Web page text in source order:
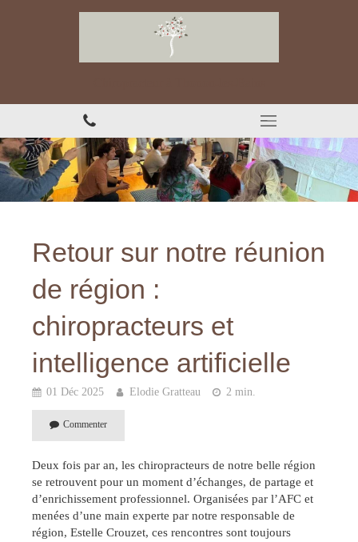
Retour sur notre réunion
de région :
chiropracteurs et
intelligence artificielle
01 Déc 2025 Elodie Gratteau 2 min.
Commenter
Deux fois par an, les chiropracteurs de notre belle région
se retrouvent pour un moment d’échanges, de partage et
d’enrichissement professionnel. Organisées par l’AFC et
menées d’une main experte par notre responsable de
région, Estelle Crouzet, ces rencontres sont toujours